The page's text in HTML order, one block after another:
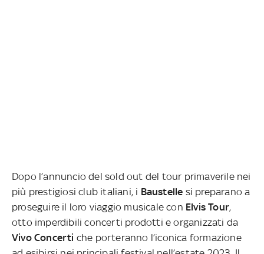
Dopo l’annuncio del sold out del tour primaverile nei
più prestigiosi club italiani, i Baustelle si preparano a
proseguire il loro viaggio musicale con Elvis Tour,
otto imperdibili concerti prodotti e organizzati da
Vivo Concerti che porteranno l’iconica formazione